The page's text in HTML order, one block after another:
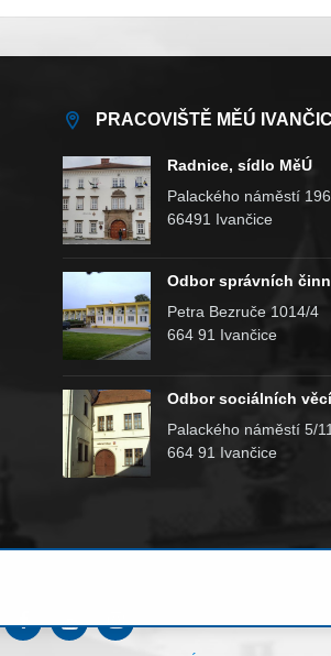
pdf
PRACOVIŠTĚ MĚÚ
Radnice, sídlo MěÚ
Palackého náměstí
66491 Ivančice
Odbor správních
Petra Bezruče 1014/4
664 91 Ivančice
Odbor sociálních věcí
Palackého náměstí 5/11
664 91 Ivančice